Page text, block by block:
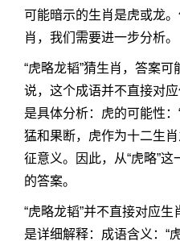
可能暗示的生肖是虎或龙
肖，我们需要进一步分析。
“虎略龙韬”猜生肖，答案
说，这个成语并不直接对
是具体分析：虎的可能性
猛和果断，虎作为十二生
征意义。因此，从“虎略”
的答案。
“虎略龙韬”并不直接对应
是详细解释：成语含义：“